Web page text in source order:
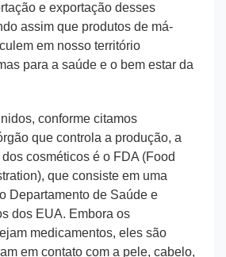
e exportação desses
assim que produtos de má-
em nosso território
para a saúde e o bem estar da
conforme citamos
que controla a produção, a
cosméticos é o FDA (Food
que consiste em uma
Departamento de Saúde e
dos EUA. Embora os
medicamentos, eles são
em contato com a pele, cabelo,